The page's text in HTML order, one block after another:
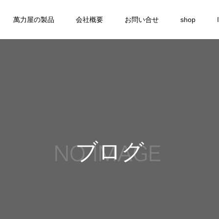
萬力屋の製品 会社概要 お問い合せ shop
ブログ